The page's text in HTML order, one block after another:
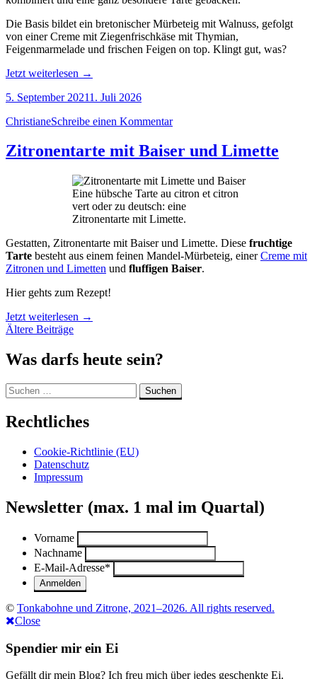
Die Basis bildet ein bretonischer Mürbeteig mit Walnuss, gefolgt
von einer Creme mit Ziegenfrischkäse mit Thymian,
Feigenmarmelade und frischen Feigen on top. Klingt gut, was?
Jetzt weiterlesen „Süße
mit
und
→
5. September 20211. Juli 2026
ChristianeSchreibe einen Kommentar
Zitronentarte mit Baiser und Limette
Eine hübsche Tarte au citron et citron
vert oder zu deutsch: eine
Zitronentarte mit Limette.
Gestatten, Zitronentarte mit Baiser und Limette. Diese fruchtige
Tarte besteht aus einem feinen Mandel-Mürbeteig, einerCreme mit
Zitronen und Limetten und fluffigen Baiser.
Hier gehts zum Rezept!
Jetzt weiterlesen „Zitronentarte
und
Limette“
→
Beitragsnavigation
Ältere Beiträge
Was darfs heute sein?
Suchen
nach:
Rechtliches
Cookie-Richtlinie (EU)
Datenschutz
Impressum
Newsletter (max. 1 mal im Quartal)
Vorname
Nachname
E-Mail-Adresse*
© Tonkabohne und Zitrone, 2021–2026. All rights reserved.
Close
Spendier mir ein Ei
Gefällt dir mein Blog? Ich freu mich über jedes geschenkte Ei.